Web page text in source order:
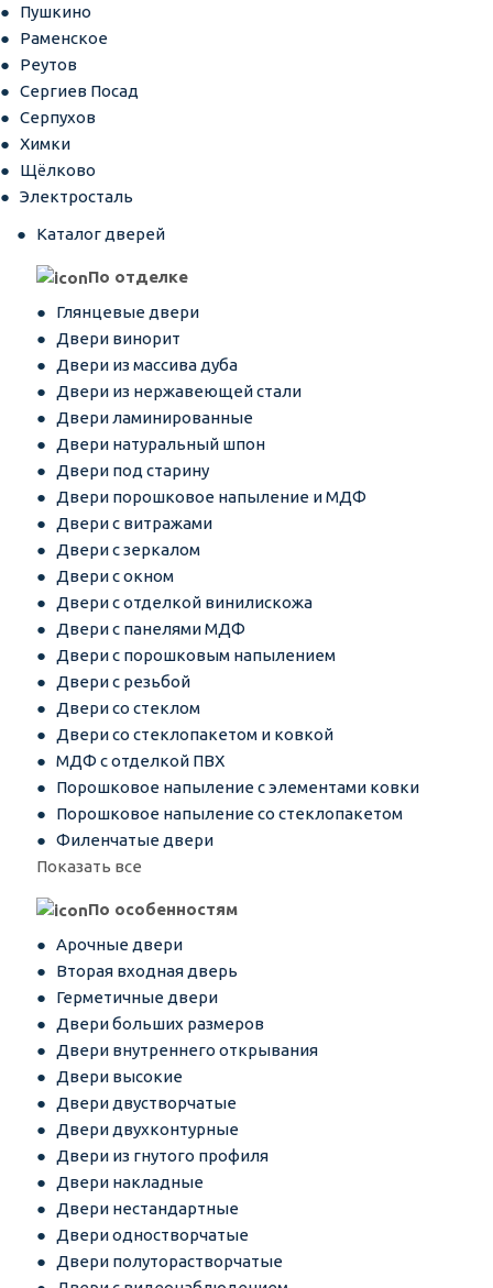
Пушкино
Раменское
Реутов
Сергиев Посад
Серпухов
Химки
Щёлково
Электросталь
Каталог дверей
По отделке
Глянцевые двери
Двери винорит
Двери из массива дуба
Двери из нержавеющей стали
Двери ламинированные
Двери натуральный шпон
Двери под старину
Двери порошковое напыление и МДФ
Двери с витражами
Двери с зеркалом
Двери с окном
Двери с отделкой винилискожа
Двери с панелями МДФ
Двери с порошковым напылением
Двери с резьбой
Двери со стеклом
Двери со стеклопакетом и ковкой
МДФ с отделкой ПВХ
Порошковое напыление с элементами ковки
Порошковое напыление со стеклопакетом
Филенчатые двери
Показать все
По особенностям
Арочные двери
Вторая входная дверь
Герметичные двери
Двери больших размеров
Двери внутреннего открывания
Двери высокие
Двери двустворчатые
Двери двухконтурные
Двери из гнутого профиля
Двери накладные
Двери нестандартные
Двери одностворчатые
Двери полуторастворчатые